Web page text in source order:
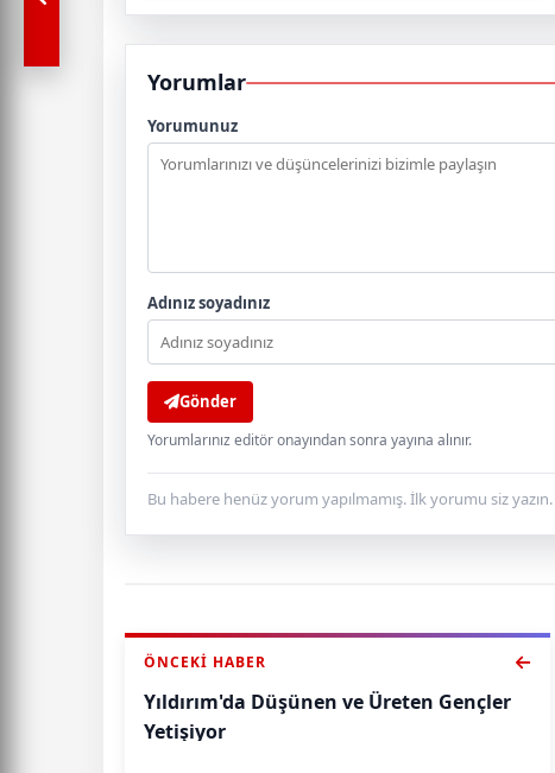
Yorumlar
Yorumunuz
Adınız soyadınız
Gönder
Yorumlarınız editör onayından sonra yayına alınır.
Bu habere henüz yorum yapılmamış. İlk yorumu siz yazın.
ÖNCEKI HABER
Yıldırım'da Düşünen ve Üreten Gençler
Yetişiyor